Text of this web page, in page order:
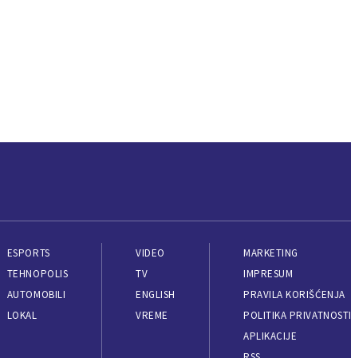
ESPORTS
TEHNOPOLIS
AUTOMOBILI
LOKAL
VIDEO
TV
ENGLISH
VREME
MARKETING
IMPRESUM
PRAVILA KORIŠĆENJA
POLITIKA PRIVATNOSTI
APLIKACIJE